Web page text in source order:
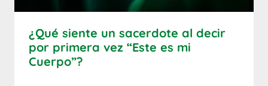
¿Qué siente un sacerdote al decir
por primera vez “Este es mi
Cuerpo”?